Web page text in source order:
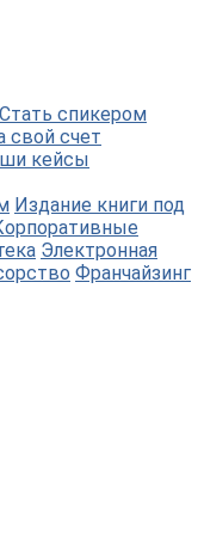
Стать спикером
свой счет
кейсы
Издание книги под
Электронная
Франчайзинг